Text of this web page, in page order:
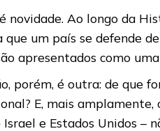
novidade. Ao longo da
que um país se defende
apresentados como
porém, é outra: de que
E, mais
Israel e Estados Unidos –